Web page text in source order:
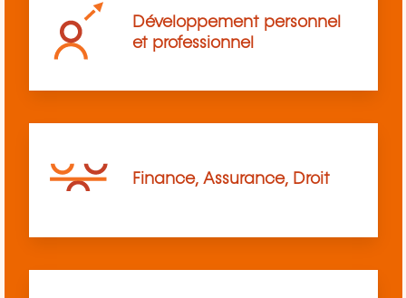
Développement personnel
et professionnel
Finance, Assurance, Droit